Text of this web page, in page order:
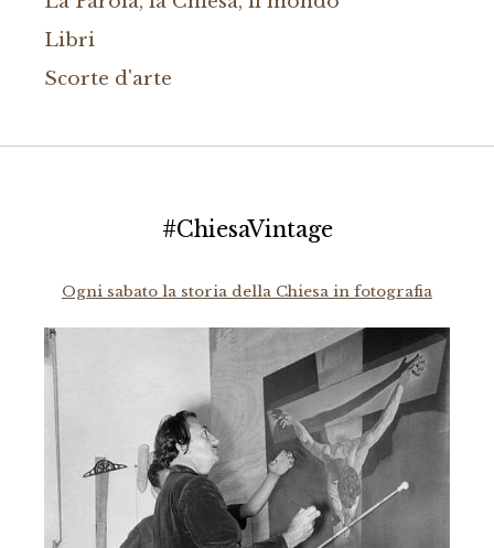
Libri
Scorte d'arte
#ChiesaVintage
Ogni sabato la storia della Chiesa in fotografia